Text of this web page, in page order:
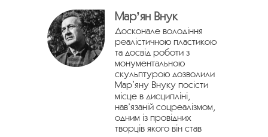
Марʼян Внук
Досконале володіння
реалістичною пластикою
та досвід роботи з
монументальною
скульптурою дозволили
Марʼяну Внуку посісти
місце в дисципліні,
нав’язаній соцреалізмом,
одним із провідних
творців якого він став